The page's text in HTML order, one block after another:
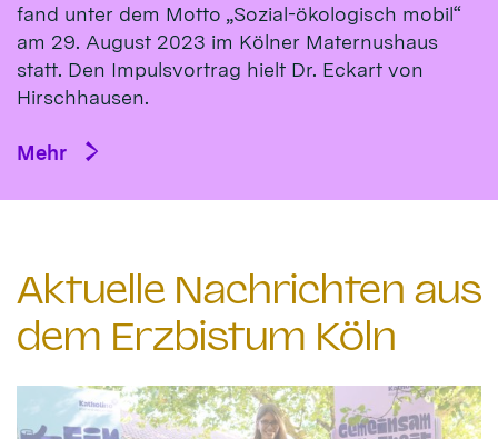
fand un­ter dem Mot­to „So­zial-öko­logisch mo­bil“
am 29. Au­gust 2023 im Köl­ner Ma­ternus­haus
statt. Den Impulsvortrag hielt Dr. Eckart von
Hirsch­hausen.
Mehr
Aktuelle Nachrichten aus
dem Erzbistum Köln